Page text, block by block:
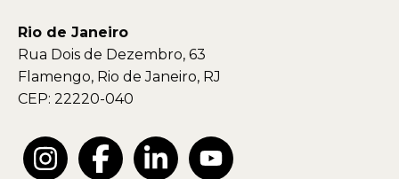
Rio de Janeiro
Rua Dois de Dezembro, 63
Flamengo, Rio de Janeiro, RJ
CEP: 22220-040